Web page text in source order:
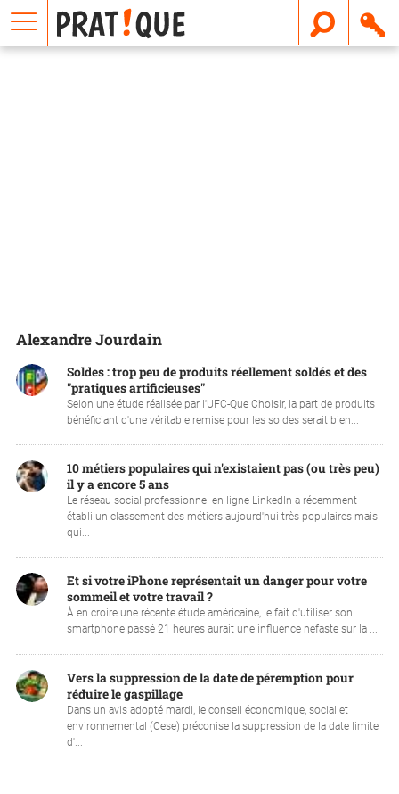
Alexandre Jourdain
Soldes : trop peu de produits réellement soldés et des
"pratiques artificieuses"
Selon une étude réalisée par l'UFC-Que Choisir, la part de produits
bénéficiant d'une véritable remise pour les soldes serait bien...
10 métiers populaires qui n'existaient pas (ou très peu)
il y a encore 5 ans
Le réseau social professionnel en ligne LinkedIn a récemment
établi un classement des métiers aujourd'hui très populaires mais
qui...
Et si votre iPhone représentait un danger pour votre
sommeil et votre travail ?
À en croire une récente étude américaine, le fait d'utiliser son
smartphone passé 21 heures aurait une influence néfaste sur la ...
Vers la suppression de la date de péremption pour
réduire le gaspillage
Dans un avis adopté mardi, le conseil économique, social et
environnemental (Cese) préconise la suppression de la date limite
d'...
E
m
a